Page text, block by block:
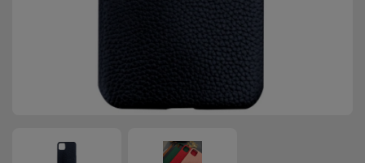
Reconditionnés
Protections
Batteries